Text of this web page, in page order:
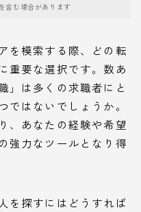
含む場合があります
を模索する際、どの転
重要な選択です。数あ
」は多くの求職者にと
ではないでしょうか。
、あなたの経験や希望
強力なツールとなり得
を探すにはどうすれば